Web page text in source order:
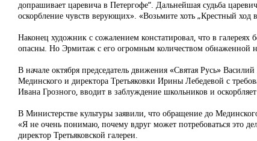
допрашивает царевича в Петергофе“. Дальнейшая судьба
оскорбление чувств верующих». «Возьмите хоть „Крестный
Наконец художник с сожалением констатировал, что в
опасны. Но Эрмитаж с его огромным количеством обнаженной
В начале октября председатель движения «Святая Русь»
Мединского и директора Третьяковки Ирины Лебедевой с
Ивана Грозного, вводит в заблуждение школьников и
В Министерстве культуры заявили, что обращение до
«Я не очень понимаю, почему вдруг может потребоваться это
директор Третьяковской галереи.